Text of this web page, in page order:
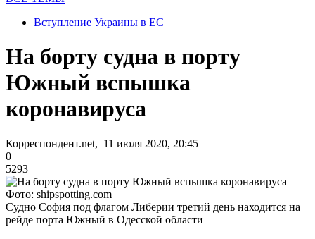
Вступление Украины в ЕС
На борту судна в порту
Южный вспышка
коронавируса
Корреспондент.net, 11 июля 2020, 20:45
0
5293
Фото: shipspotting.com
Судно София под флагом Либерии третий день находится на
рейде порта Южный в Одесской области